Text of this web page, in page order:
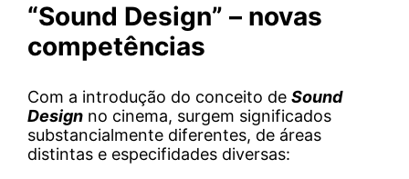
“Sound Design” – novas
competências
Com a introdução do conceito deSound
Design no cinema, surgem significados
substancialmente diferentes, de áreas
distintas e especifidades diversas: